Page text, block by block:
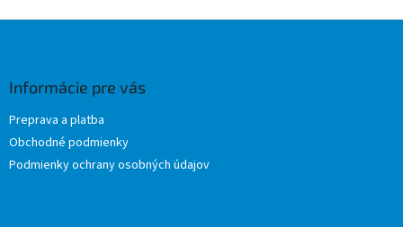
Informácie pre vás
Preprava a platba
Obchodné podmienky
Podmienky ochrany osobných údajov